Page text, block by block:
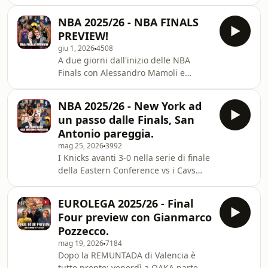
York, Simone Sandri. Iscriviti al
periodo di prova ad un Euro al mese,
vai su www.shop
more about your ad choices. Visit
megaphone.fm/adchoices
NBA 2025/26 - NBA FINALS
PREVIEW!
giu 1, 20264508
A due giorni dall'inizio delle NBA
Finals con Alessandro Mamoli e
Knicks, le due squadre che si
giocheranno il titolo 2026 passando
anche dall'eliminazione dei campioni
in carica: per l'ottavo anno
consecutivo sarà una squadra diversa
ad infilarsi l'anello NBA. Iscriviti al
periodo di prova ad un Euro al mese,
vai su www.shopify
NBA 2025/26 - New York ad
un passo dalle Finals, San
Antonio pareggia.
mag 25, 20263992
I Knicks avanti 3-0 nella serie di finale
della Eastern Conference vs i Cavs
Ovest Wemby Show e Spurs che
pareggiano la serie vs i Thunder.
Facciamo il punto della situazione
delle due finali di Conference con
Alessandro Mamoli e Matteo Soragna.
EUROLEGA 2025/26 - Final
Four preview con Gianmarco
Pozzecco.
mag 19, 20267184
Dopo la REMUNTADA di Valencia è